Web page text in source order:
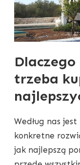
Dlaczego
trzeba
Według nas
konkretne
jak najlepszą